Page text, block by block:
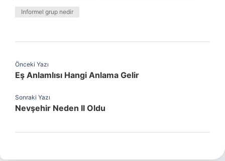
Informel grup nedir
Önceki Yazı
Eş Anlamlısı Hangi Anlama Gelir
Sonraki Yazı
Nevşehir Neden Il Oldu